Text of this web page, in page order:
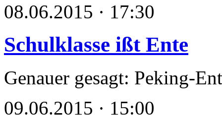
08.06.2015 · 17:30
Schulklasse ißt Ente
Genauer gesagt: Peking-
09.06.2015 · 15:00